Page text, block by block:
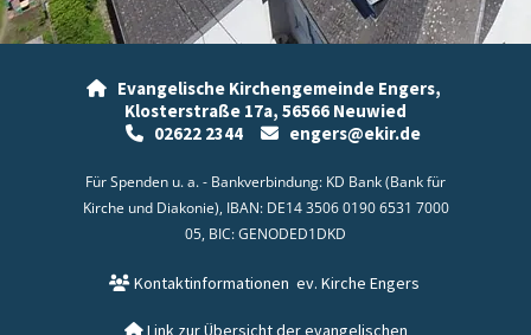

Evangelische Kirchengemeinde Engers,
Klosterstraße 17a, 56566 Neuwied
02622 2344 engers@ekir.de
Für Spenden u. a. - Bankverbindung: KD Bank (Bank für
Kirche und Diakonie), IBAN: DE14 3506 0190 6531 7000
05, BIC: GENODED1DKD
Kontaktinformationen ev. Kirche Engers
Link zur Übersicht der evangelischen